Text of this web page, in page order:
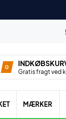
0
Gratis fragt ved
MÆRKER